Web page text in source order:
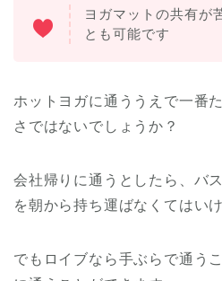
ヨガマットの共有が
とも可能です
ホットヨガに通ううえで一番
さではないでしょうか？
会社帰りに通うとしたら、バ
を朝から持ち運ばなくてはい
でもロイブなら手ぶらで通う